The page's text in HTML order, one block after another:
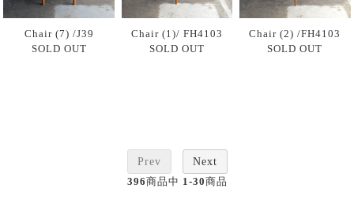
Chair (7) /J39
SOLD OUT
Chair (1)/ FH4103
SOLD OUT
Chair (2) /FH4103
SOLD OUT
Prev
Next
396商品中 1-30商品